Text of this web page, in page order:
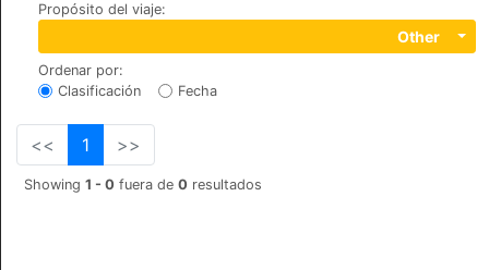
Propósito del viaje:
Other
Ordenar por:
Clasificación
Fecha
<< 1 >>
Showing 1 - 0 fuera de 0 resultados